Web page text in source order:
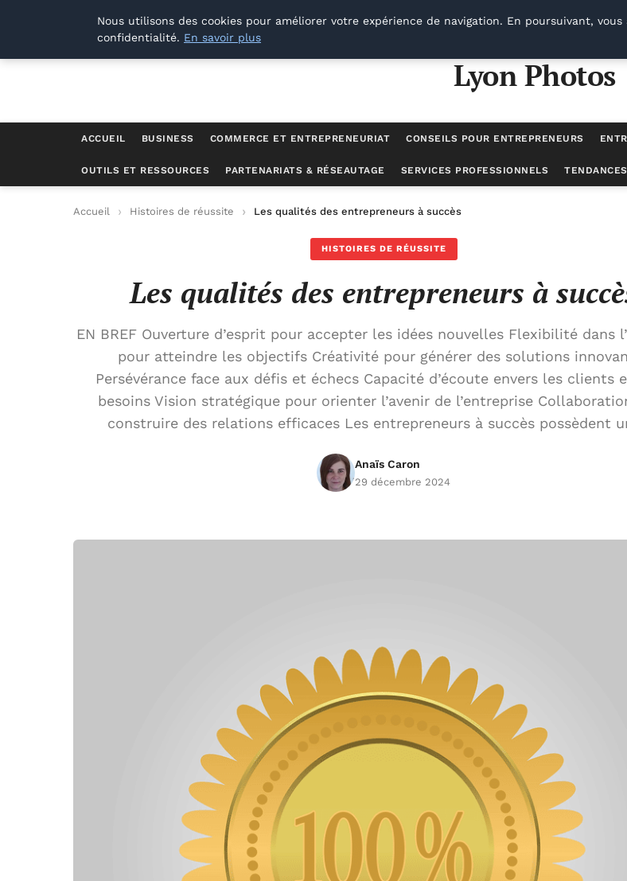
Lyon Photos
Lyon Photos
ACCUEIL BUSINESS COMMERCE ET ENTREPRENEURIAT CONSEILS POUR ENTREPRENEURS
OUTILS ET RESSOURCES PARTENARIATS & RÉSEAUTAGE SERVICES PROFESSIONNELS
Accueil Histoires de réussite Les qualités des entrepreneurs à succès
HISTOIRES DE RÉUSSITE
Les qualités des entrepreneurs à
EN BREF Ouverture d’esprit pour accepter les idées nouvelles Flexibilité dans
pour atteindre les objectifs Créativité pour générer des solutions
Persévérance face aux défis et échecs Capacité d’écoute envers les clients
besoins Vision stratégique pour orienter l’avenir de l’entreprise
construire des relations efficaces Les entrepreneurs à succès possèdent
Anaïs Caron
29 décembre 2024
Nous utilisons des cookies pour améliorer votre expérience de navigation. En poursuivant,
confidentialité. En savoir plus